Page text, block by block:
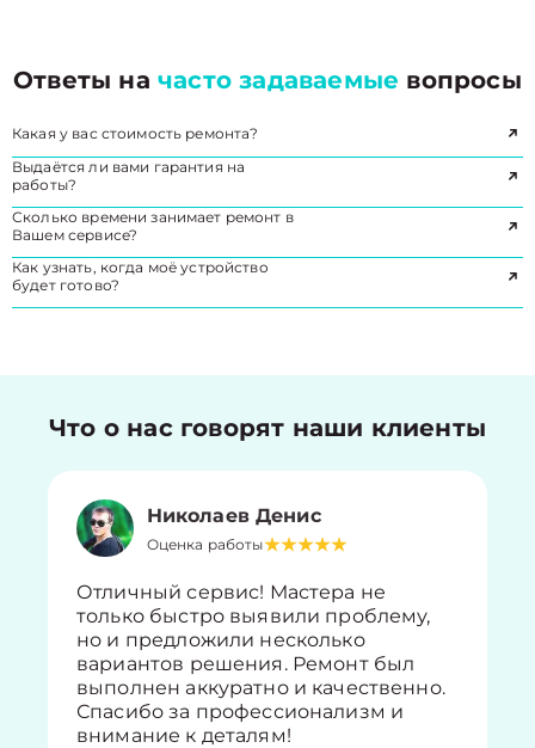
Ответы начасто задаваемые вопросы
Какая у вас стоимость ремонта?
Выдаётся ли вами гарантия на
работы?
Сколько времени занимает ремонт в
Вашем сервисе?
Как узнать, когда моё устройство
будет готово?
Что о нас говорят наши клиенты
Николаев Денис
Оценка работы
Отличный сервис! Мастера не
только быстро выявили проблему,
но и предложили несколько
вариантов решения. Ремонт был
выполнен аккуратно и качественно.
Спасибо за профессионализм и
внимание к деталям!